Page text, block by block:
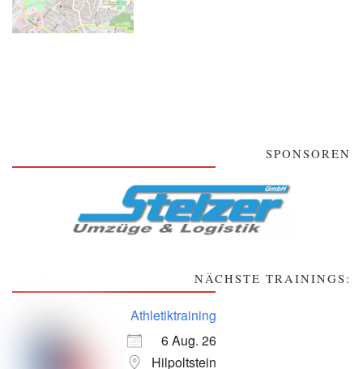
SPONSOREN
NÄCHSTE TRAININGS:
Athletiktraining
6 Aug. 26
Hilpoltstein